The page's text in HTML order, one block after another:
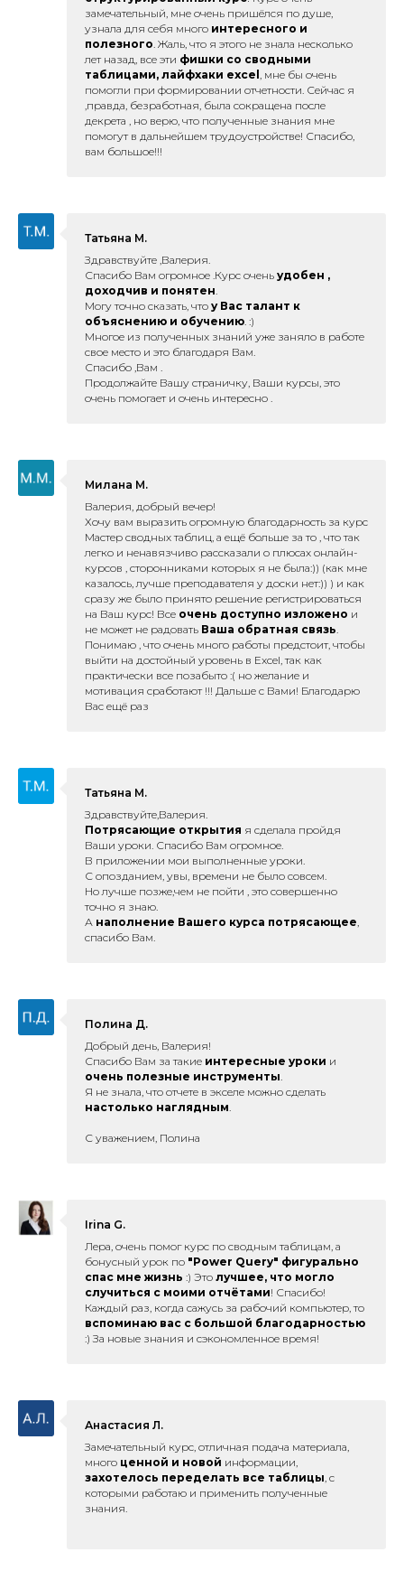
замечательный, мне очень пришёлся по душе,
узнала для себя много интересного и
полезного. Жаль, что я этого не знала несколько
лет назад, все эти фишки со сводными
таблицами, лайфхаки excel , мне бы очень
помогли при формировании отчетности. Сейчас я
,правда, безработная, была сокращена после
декрета , но верю, что полученные знания мне
помогут в дальнейшем трудоустройстве! Спасибо,
вам большое!!!
Татьяна М.
Здравствуйте ,Валерия.
Спасибо Вам огромное .Курс очень удобен ,
доходчив и понятен.
Могу точно сказать, что у Вас талант к
объяснению и обучению. :)
Многое из полученных знаний уже заняло в работе
свое место и это благодаря Вам.
Спасибо ,Вам .
Продолжайте Вашу страничку, Ваши курсы, это
очень помогает и очень интересно .
Милана М.
Валерия, добрый вечер!
Хочу вам выразить огромную благодарность за курс
Мастер сводных таблиц, а ещё больше за то , что так
легко и ненавязчиво рассказали о плюсах онлайн-
курсов , сторонниками которых я не была:)) (как мне
казалось, лучше преподавателя у доски нет:)) ) и как
сразу же было принято решение регистрироваться
на Ваш курс! Все очень доступно изложено и
не может не радовать Ваша обратная связь.
Понимаю , что очень много работы предстоит, чтобы
выйти на достойный уровень в Excel, так как
практически все позабыто :( но желание и
мотивация сработают !!! Дальше с Вами! Благодарю
Вас ещё раз
Татьяна М.
Здравствуйте,Валерия.
Потрясающие открытия я сделала пройдя
Ваши уроки. Спасибо Вам огромное.
В приложении мои выполненные уроки.
С опозданием, увы, времени не было совсем.
Но лучше позже,чем не пойти , это совершенно
точно я знаю.
А наполнение Вашего курса потрясающее,
спасибо Вам.
Полина Д.
Добрый день, Валерия!
Спасибо Вам за такие интересные уроки и
очень полезные инструменты.
Я не знала, что отчете в экселе можно сделать
настолько наглядным.
С уважением, Полина
Irina G.
Лера, очень помог курс по сводным таблицам, а
бонусный урок по "Power Query" фигурально
спас мне жизнь :) Это лучшее, что могло
случиться с моими отчётами! Спасибо!
Каждый раз, когда сажусь за рабочий компьютер, то
вспоминаю вас с большой благодарностью
:) За новые знания и сэкономленное время!
Анастасия Л.
Замечательный курс, отличная подача материала,
много ценной и новой информации,
захотелось переделать все таблицы, с
которыми работаю и применить полученные
знания.